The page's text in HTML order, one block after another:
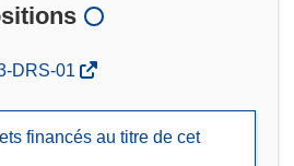
DRS-01
financés au titre de cet